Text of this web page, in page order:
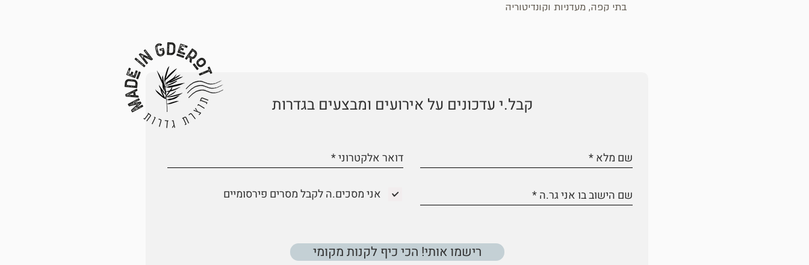
בתי קפה, מעדניות וקונדיטוריה
קבל.י עדכונים על אירועים ומבצעים בגדרות
אני מסכים.ה לקבל מסרים פירסומיים
רישמו אותי! הכי כיף לקנות מקומי